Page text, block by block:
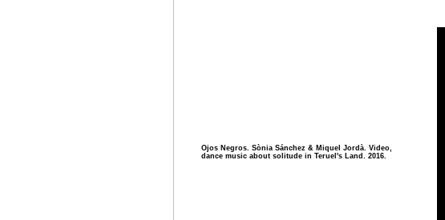
Ojos Negros. Sònia Sánchez & Miquel Jordà. Video,
dance music about solitude in Teruel's Land. 2016.